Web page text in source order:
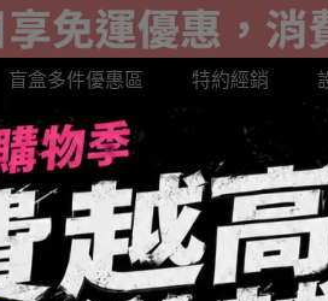
盲盒多件優惠區 特約經銷
公仔 GOTO展示盒
SANK 藏克 MIGHTY JAXX潮玩